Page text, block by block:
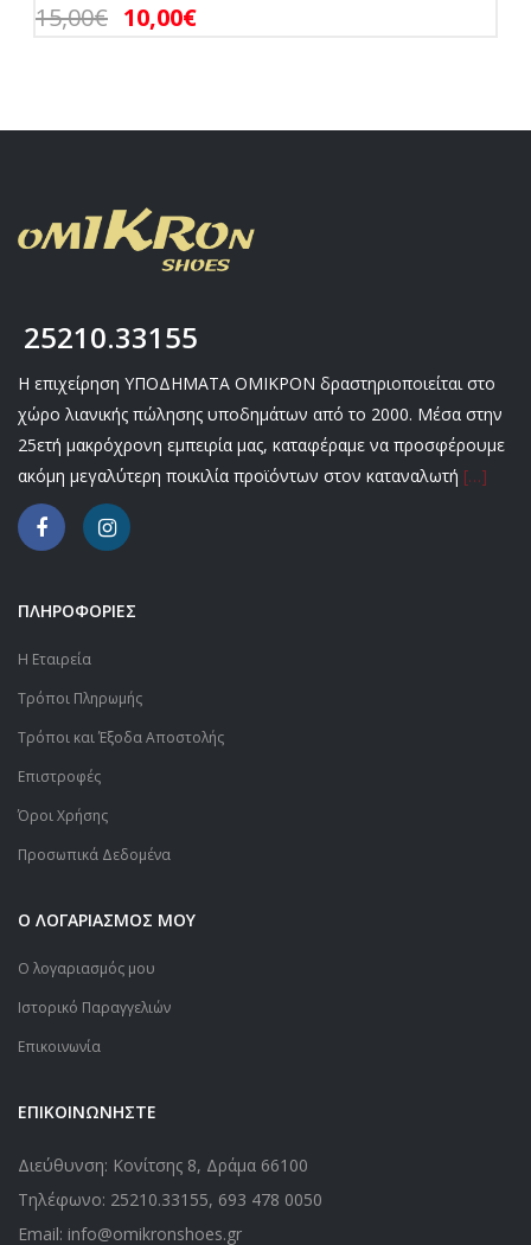
15,00€ 10,00€
25210.33155
Η επιχείρηση ΥΠΟΔΗΜΑΤΑ ΟΜΙΚΡΟΝ δραστηριοποιείται στο
χώρο λιανικής πώλησης υποδημάτων από το 2000. Μέσα στην
25ετή μακρόχρονη εμπειρία μας, καταφέραμε να προσφέρουμε
ακόμη μεγαλύτερη ποικιλία προϊόντων στον καταναλωτή […]
ΠΛΗΡΟΦΟΡΙΕΣ
Η Εταιρεία
Τρόποι Πληρωμής
Τρόποι και Έξοδα Αποστολής
Επιστροφές
Όροι Χρήσης
Προσωπικά Δεδομένα
Ο ΛΟΓΑΡΙΑΣΜΟΣ ΜΟΥ
Ο λογαριασμός μου
Ιστορικό Παραγγελιών
Επικοινωνία
ΕΠΙΚΟΙΝΩΝΗΣΤΕ
Διεύθυνση: Κονίτσης 8, Δράμα 66100
Τηλέφωνο: 25210.33155, 693 478 0050
Email: info@omikronshoes.gr